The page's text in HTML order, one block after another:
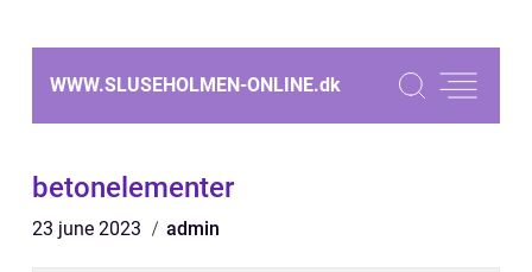
WWW.SLUSEHOLMEN-ONLINE.dk
betonelementer
23 june 2023 admin